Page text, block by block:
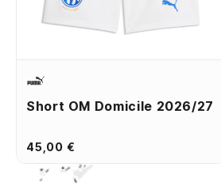
Short OM Domicile 2026/27
45,00 €